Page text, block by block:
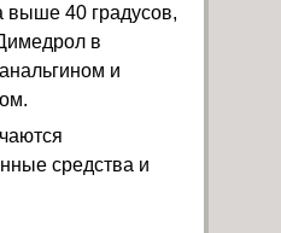
выше 40 градусов,
в
и
средства и